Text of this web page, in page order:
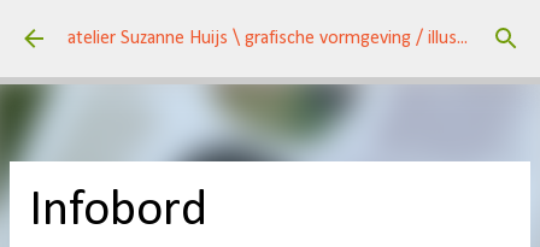
Doorgaan naar hoofdcontent atelier Suzanne Huijs \ grafische vormgeving / illustraties \ kunst / een veelzijdig huis \
Infobord